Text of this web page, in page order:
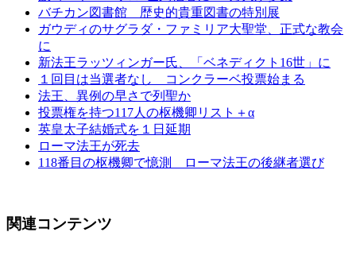
バチカン図書館 歴史的貴重図書の特別展
ガウディのサグラダ・ファミリア大聖堂、正式な教会
に
新法王ラッツィンガー氏、「ベネディクト16世」に
１回目は当選者なし コンクラーベ投票始まる
法王、異例の早さで列聖か
投票権を持つ117人の枢機卿リスト＋α
英皇太子結婚式を１日延期
ローマ法王が死去
118番目の枢機卿で憶測 ローマ法王の後継者選び
関連コンテンツ